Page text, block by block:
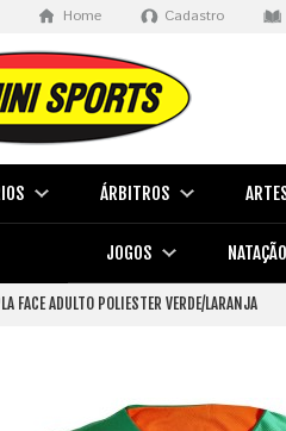
Home Cadastro
ÁRBITROS
JOGOS NATAÇÃO
FACE ADULTO POLIESTER VERDE/LARANJA